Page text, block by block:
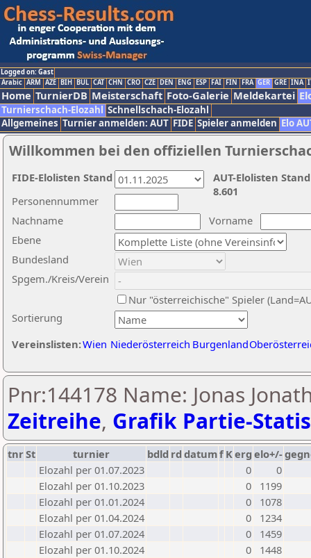
Logged on: Gast
Arabic ARM AZE BIH BUL CAT CHN CRO CZE DEN ENG ESP FAI FIN FRA GER GRE INA
Home TurnierDB Meisterschaft Foto-Galerie Meldekartei
Turnierschach-Elozahl Schnellschach-Elozahl
Allgemeines Turnier anmelden: AUT FIDE Spieler anmelden Elo
Willkommen bei den offiziellen
Nachname
Vorname
Ebene
Sortierung
Personennummer
Bundesland
Spgem./Kreis/Verein
Nur "österreichische" Spieler
Vereinslisten:Wien Niederösterreich Burgenland
AUT-Elolisten
8.601
FIDE-Elolisten Stand
Pnr:144178 Name: Jonas
Zeitreihe, Grafik Partie-
tnrSt turnier bdld rd datumf Kerg elo+/-
Elozahl per 01.07.2023
0
0
Elozahl per 01.10.2023
0
1199
Elozahl per 01.01.2024
0
1078
Elozahl per 01.04.2024
0
1234
Elozahl per 01.07.2024
0
1459
Elozahl per 01.10.2024
0
1448